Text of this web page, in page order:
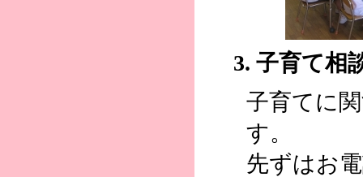
3. 子育て相
子育てに
す。
先ずはお